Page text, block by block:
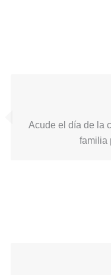
Acude el día de la
familia